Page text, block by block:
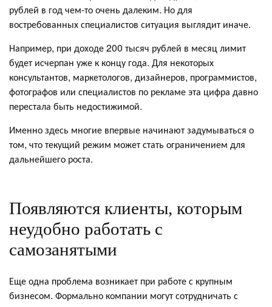
рублей в год чем-то очень далеким. Но для
востребованных специалистов ситуация выглядит иначе.
Например, при доходе 200 тысяч рублей в месяц лимит
будет исчерпан уже к концу года. Для некоторых
консультантов, маркетологов, дизайнеров, программистов,
фотографов или специалистов по рекламе эта цифра давно
перестала быть недостижимой.
Именно здесь многие впервые начинают задумываться о
том, что текущий режим может стать ограничением для
дальнейшего роста.
Появляются клиенты, которым
неудобно работать с
самозанятыми
Еще одна проблема возникает при работе с крупным
бизнесом. Формально компании могут сотрудничать с